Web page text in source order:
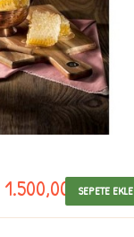
1.500,00TLSEPETE EKLE